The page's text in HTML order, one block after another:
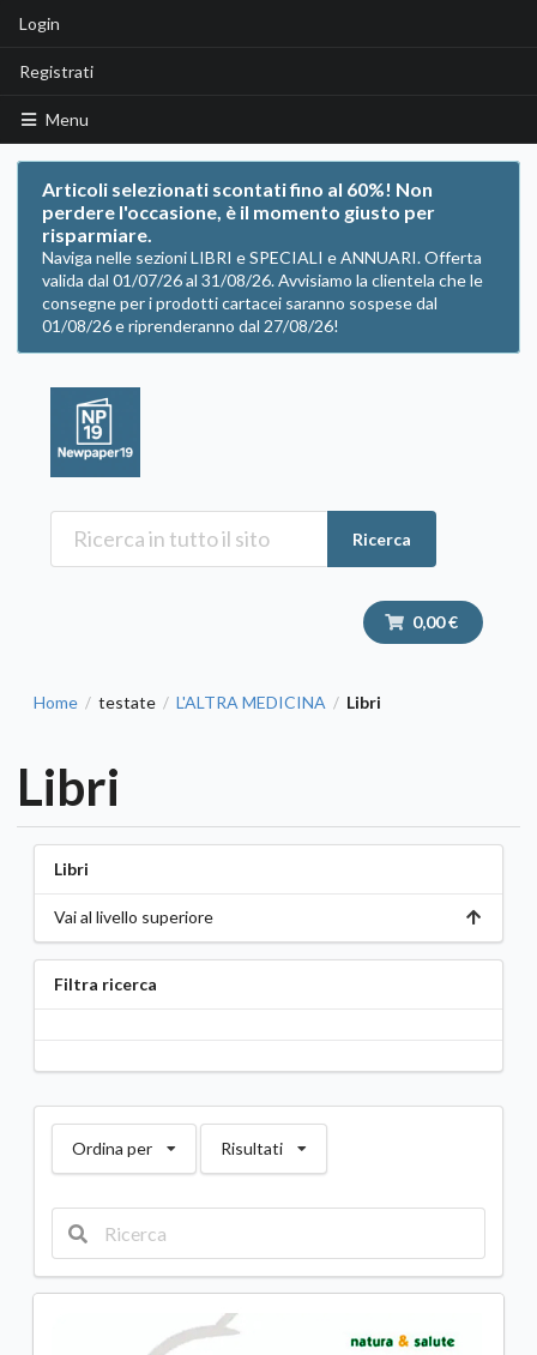
Login
Registrati
Menu
Articoli selezionati scontati fino al 60%! Non
perdere l'occasione, è il momento giusto per
risparmiare.
Naviga nelle sezioni LIBRI e SPECIALI e ANNUARI. Offerta
valida dal 01/07/26 al 31/08/26. Avvisiamo la clientela che le
consegne per i prodotti cartacei saranno sospese dal
01/08/26 e riprenderanno dal 27/08/26!
Ricerca
0,00 €
Home / testate / L'ALTRA MEDICINA / Libri
Libri
Libri
Vai al livello superiore
Filtra ricerca
Ordina per Risultati